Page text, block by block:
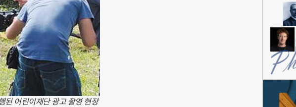
된 어린이재단 광고 촬영 현장